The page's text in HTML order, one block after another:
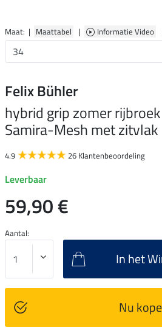
Maat: | Maattabel | Informatie Video
Felix Bühler
hybrid grip zomer rijbroek
Samira-Mesh met zitvlak
4.9 26 Klantenbeoordeling
Leverbaar
59,90 €
Aantal:
In het
Nu